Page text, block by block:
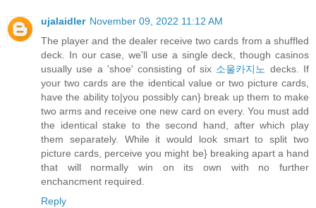
ujalaidler November 09, 2022 11:12 AM
The player and the dealer receive two cards from a shuffled
deck. In our case, we'll use a single deck, though casinos
usually use a 'shoe' consisting of six 소울카지노 decks. If
your two cards are the identical value or two picture cards,
have the ability to|you possibly can} break up them to make
two arms and receive one new card on every. You must add
the identical stake to the second hand, after which play
them separately. While it would look smart to split two
picture cards, perceive you might be} breaking apart a hand
that will normally win on its own with no further
enchancment required.
Reply